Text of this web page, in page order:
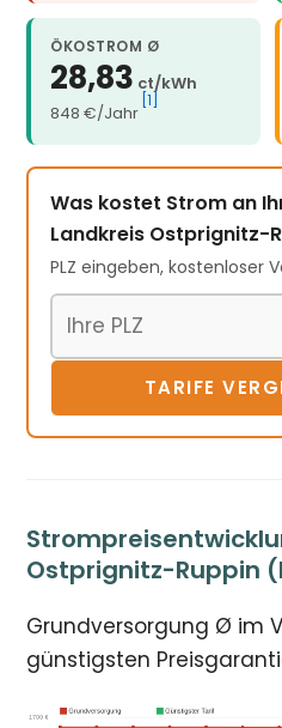
ÖKOSTROM Ø
28,83 ct/kWh
848 €/Jahr
[1]
Was kostet Strom an
Landkreis Ostprignitz-
PLZ eingeben, kostenloser
TARIFE
Ostprignitz-Ruppin
Grundversorgung Ø im
günstigsten